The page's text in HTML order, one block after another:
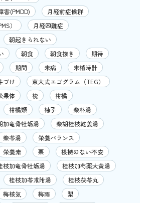
害(PMDD)
月経前症候群
）
月経困難症
朝起きられない
朝食 朝食抜き
期待
期間 未病
末梢時計
づけ
東大式エゴグラム（TEG）
果体 枕
柑橘
柑橘類 柚子
柴朴湯
加竜骨牡蛎湯
柴胡桂枝乾姜湯
柴苓湯
栄養バランス
栄養素 栗
根拠のない不安
枝加竜骨牡蛎湯
桂枝加芍薬大黄湯
桂枝加苓朮附湯
桂枝茯苓丸
梅核気 梅雨
梨